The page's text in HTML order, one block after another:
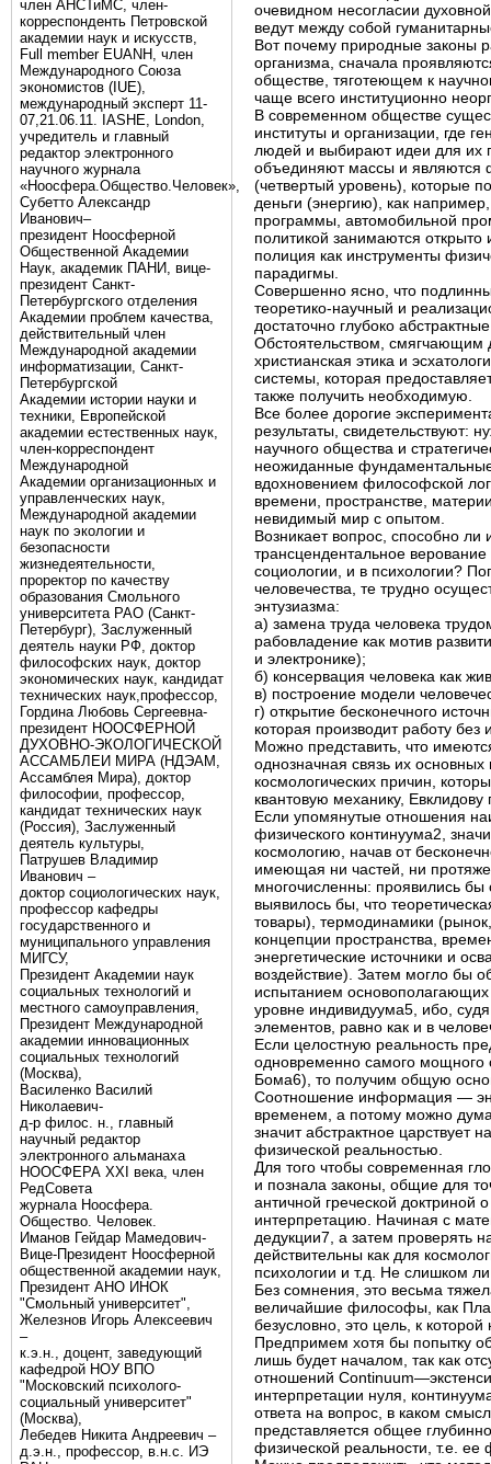
член АНСТиМС, член-
корреспонденть Петровской
академии наук и искусств,
Full member EUANH, член
Международного Союза
экономистов (IUE),
международный эксперт 11-
07,21.06.11. IASHE, London,
учредитель и главный
редактор электронного
научного журнала
«Ноосфера.Общество.Человек»,
Субетто Александр
Иванович–
президент Ноосферной
Общественной Академии
Наук, академик ПАНИ, вице-
президент Санкт-
Петербургского отделения
Академии проблем качества,
действительный член
Международной академии
информатизации, Санкт-
Петербургской
Академии истории науки и
техники, Европейской
академии естественных наук,
член-корреспондент
Международной
Академии организационных и
управленческих наук,
Международной академии
наук по экологии и
безопасности
жизнедеятельности,
проректор по качеству
образования Смольного
университета РАО (Санкт-
Петербург), Заслуженный
деятель науки РФ, доктор
философских наук, доктор
экономических наук, кандидат
технических наук,профессор,
Гордина Любовь Сергеевна-
президент НООСФЕРНОЙ
ДУХОВНО-ЭКОЛОГИЧЕСКОЙ
АССАМБЛЕИ МИРА (НДЭАМ,
Ассамблея Мира), доктор
философии, профессор,
кандидат технических наук
(Россия), Заслуженный
деятель культуры,
Патрушев Владимир
Иванович –
доктор социологических наук,
профессор кафедры
государственного и
муниципального управления
МИГСУ,
Президент Академии наук
социальных технологий и
местного самоуправления,
Президент Международной
академии инновационных
социальных технологий
(Москва),
Василенко Василий
Николаевич-
д-р филос. н., главный
научный редактор
электронного альманаха
НООСФЕРА XXI века, член
РедСовета
журнала Ноосфера.
Общество. Человек.
Иманов Гейдар Мамедович-
Вице-Президент Ноосферной
общественной академии наук,
Президент АНО ИНОК
"Смольный университет",
Железнов Игорь Алексеевич
–
к.э.н., доцент, заведующий
кафедрой НОУ ВПО
"Московский психолого-
социальный университет"
(Москва),
Лебедев Никита Андреевич –
д.э.н., профессор, в.н.с. ИЭ
очевидном несогласии
ведут между собой
Вот почему природные законы
организма, сначала
обществе, тяготеющем к
чаще всего институционно
В современном обществе
институты и организации, где
людей и выбирают идеи для их
объединяют массы и являются
(четвертый уровень), которые
деньги (энергию), как
программы, автомобильной
политикой занимаются
полиция как инструменты
парадигмы.
Совершенно ясно, что
теоретико-научный и
достаточно глубоко
Обстоятельством, смягчающим
христианская этика и
системы, которая
также получить необходимую.
Все более дорогие
результаты, свидетельствуют:
научного общества и
неожиданные
вдохновением философской
времени, пространстве,
невидимый мир с опытом.
Возникает вопрос, способно
трансцендентальное
социологии, и в психологии?
человечества, те трудно
энтузиазма:
а) замена труда человека
рабовладение как мотив
и электронике);
б) консервация человека как
в) построение модели
г) открытие бесконечного
которая производит работу
Можно представить, что
однозначная связь их
космологических причин,
квантовую механику,
Если упомянутые отношения
физического континуума2,
космологию, начав от
имеющая ни частей, ни
многочисленны: проявились
выявилось бы, что
товары), термодинамики
концепции пространства,
энергетические источники и
воздействие). Затем могло бы
испытанием
уровне индивидуума5, ибо,
элементов, равно как и в
Если целостную реальность
одновременно самого
Бома6), то получим общую
Соотношение информация —
временем, а потому можно
значит абстрактное
физической реальностью.
Для того чтобы современная
и познала законы, общие для
античной греческой доктриной
интерпретацию. Начиная с
дедукции7, а затем проверять
действительны как для
психологии и т.д. Не слишком
Без сомнения, это весьма
величайшие философы, как
безусловно, это цель, к
Предпримем хотя бы попытку
лишь будет началом, так как
отношений
интерпретации нуля,
ответа на вопрос, в каком
представляется общее
физической реальности, т.е. ее